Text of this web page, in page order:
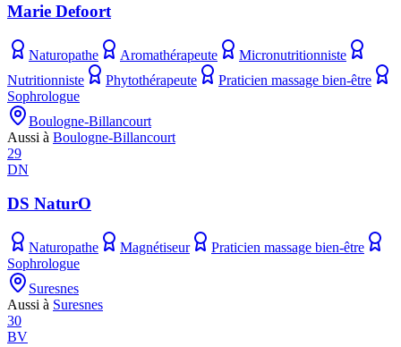
Marie Defoort
Naturopathe Aromathérapeute
Micronutritionniste
Nutritionniste
Phytothérapeute
Praticien massage bien-être
Sophrologue
Boulogne-Billancourt
Aussi à Boulogne-Billancourt
29
DN
DS NaturO
Naturopathe Magnétiseur
Praticien massage bien-être
Sophrologue
Suresnes
Aussi à Suresnes
30
BV